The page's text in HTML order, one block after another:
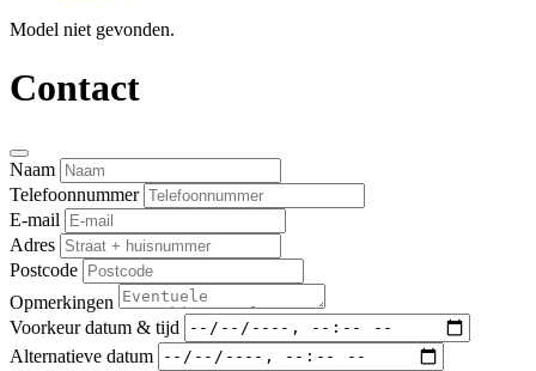
Model niet gevonden.
Contact
Naam
Telefoonnummer
E-mail
Adres
Postcode
Opmerkingen
Voorkeur datum & tijd
Alternatieve datum